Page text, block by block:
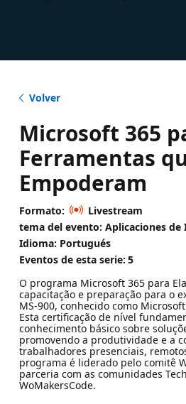
Volver
Microsoft 365
Ferramentas
Empoderam
Formato:
Livestream
tema del evento: Aplicaciones de
Idioma: Portugués
Eventos de esta serie: 5
O programa Microsoft 365 para
capacitação e preparação para o
MS-900, conhecido como
Esta certificação de nível
conhecimento básico sobre
promovendo a produtividade e a
trabalhadores presenciais,
programa é liderado pelo comitê
parceria com as comunidades
WoMakersCode.